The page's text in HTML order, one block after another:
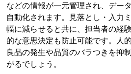
などの情報が一元管理され、デー
自動化されます。見落とし・入力
幅に減らせると共に、担当者の経
的な意思決定も防止可能です。人
良品の発生や品質のバラつきを抑
がるでしょう。